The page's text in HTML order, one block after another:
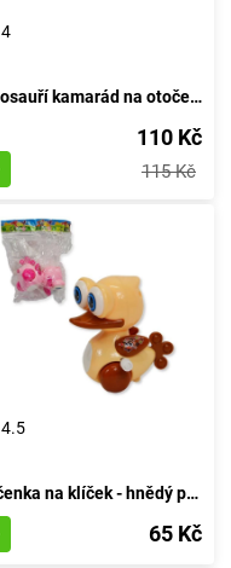
4
Dinosauří kamarád na otočení
110 Kč
115 Kč
4.5
Kačenka na klíček - hnědý poklad
65 Kč